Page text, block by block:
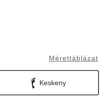
Mérettáblázat
Keskeny